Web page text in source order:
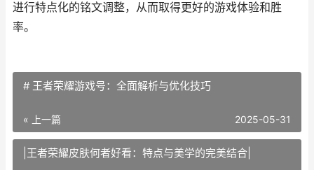
进行特点化的铭文调整，从而取得更好的游戏体验和胜
率。
# 王者荣耀游戏号：全面解析与优化技巧
« 上一篇 2025-05-31
|王者荣耀皮肤何者好看：特点与美学的完美结合|